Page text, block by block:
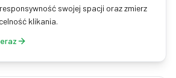
swojej spacji oraz zmierz
klikania.